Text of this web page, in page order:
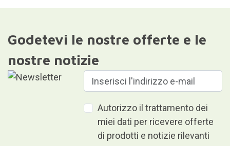
Godetevi le nostre offerte e le
nostre notizie
Autorizzo il trattamento dei
miei dati per ricevere offerte
di prodotti e notizie rilevanti